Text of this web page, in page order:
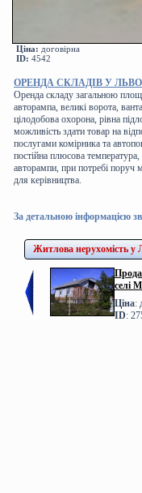
Ціна: договірна
ID: 4542
ОРЕНДА СКЛАДІВ У
Оренда складу загальною
авторампа, великі ворота,
цілодобова охорона, рівна
можливість здати товар на
послугами комірника та
постійна плюсова
авторампи, при потребі поруч
для керівництва.
За детальною інформацією
Житлова нерухомість у
селі
Ціна:
ID: